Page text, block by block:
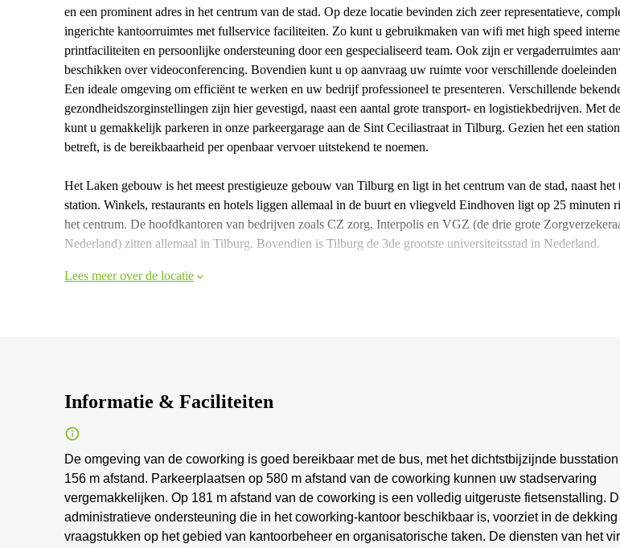
en een prominent adres in het centrum van de stad. Op deze locatie bevinden zich zeer representatieve,
ingerichte kantoorruimtes met fullservice faciliteiten. Zo kunt u gebruikmaken van wifi met high speed
printfaciliteiten en persoonlijke ondersteuning door een gespecialiseerd team. Ook zijn er vergaderruimtes
beschikken over videoconferencing. Bovendien kunt u op aanvraag uw ruimte voor verschillende doeleinden
Een ideale omgeving om efficiënt te werken en uw bedrijf professioneel te presenteren. Verschillende
gezondheidszorginstellingen zijn hier gevestigd, naast een aantal grote transport- en logistiekbedrijven. Met
kunt u gemakkelijk parkeren in onze parkeergarage aan de Sint Ceciliastraat in Tilburg. Gezien het een
betreft, is de bereikbaarheid per openbaar vervoer uitstekend te noemen.
Het Laken gebouw is het meest prestigieuze gebouw van Tilburg en ligt in het centrum van de stad, naast het
station. Winkels, restaurants en hotels liggen allemaal in de buurt en vliegveld Eindhoven ligt op 25 minuten
het centrum. De hoofdkantoren van bedrijven zoals CZ zorg, Interpolis en VGZ (de drie grote
Nederland) zitten allemaal in Tilburg. Bovendien is Tilburg de 3de grootste universiteitsstad in Nederland.
Lees meer over de locatie
Informatie & Faciliteiten
De omgeving van de coworking is goed bereikbaar met de bus, met het dichtstbijzijnde
156 m afstand. Parkeerplaatsen op 580 m afstand van de coworking kunnen uw stadservaring
vergemakkelijken. Op 181 m afstand van de coworking is een volledig uitgeruste fietsenstalling.
administratieve ondersteuning die in het coworking-kantoor beschikbaar is, voorziet in de dekking
vraagstukken op het gebied van kantoorbeheer en organisatorische taken. De diensten van het